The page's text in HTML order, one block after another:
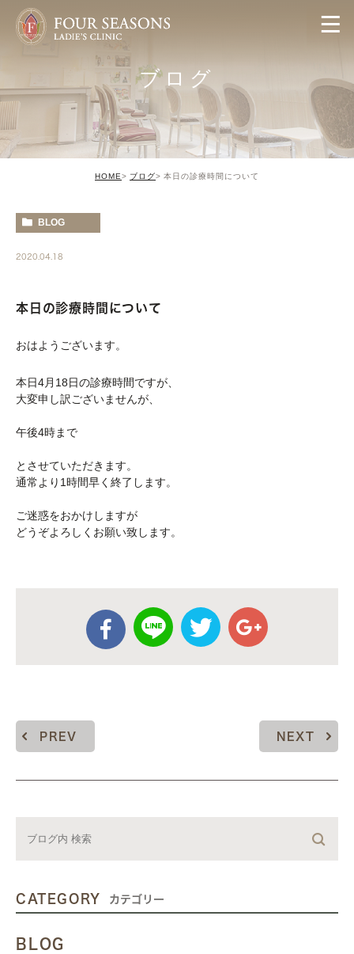
ブログ
HOME ブログ 本日の診療時間について
BLOG
2020.04.18
本日の診療時間について
おはようございます。
本日4月18日の診療時間ですが、
大変申し訳ございませんが、
午後4時まで
とさせていただきます。
通常より1時間早く終了します。
ご迷惑をおかけしますが
どうぞよろしくお願い致します。
PREV NEXT
CATEGORY カテゴリー
BLOG